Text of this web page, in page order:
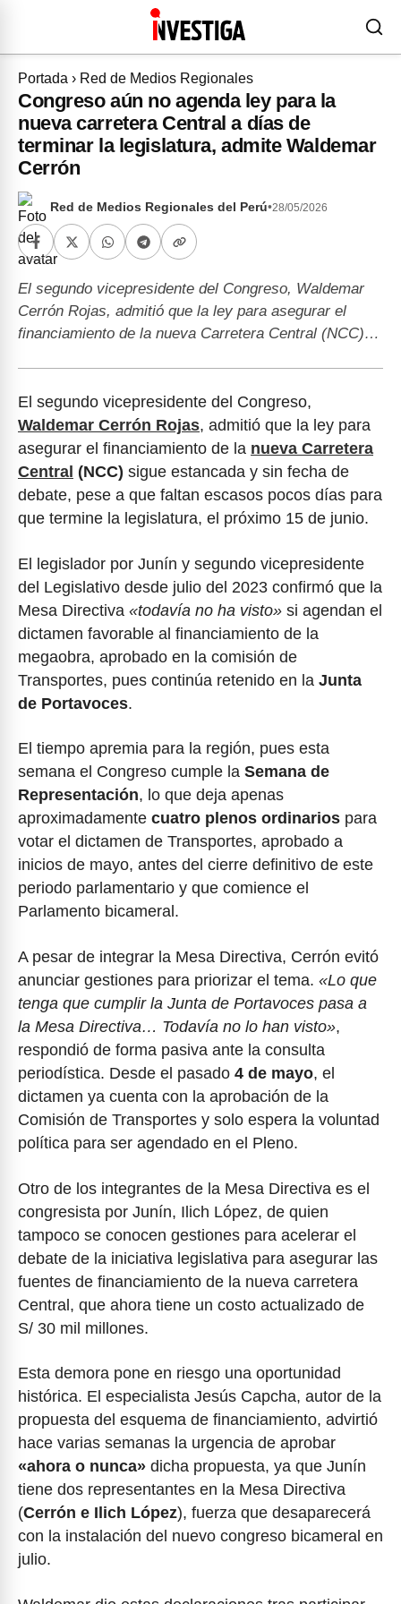
Portada › Red de Medios Regionales
Congreso aún no agenda ley para la
nueva carretera Central a días de
terminar la legislatura, admite Waldemar
Cerrón
Red de Medios Regionales del Perú•28/05/2026
El segundo vicepresidente del Congreso, Waldemar
Cerrón Rojas, admitió que la ley para asegurar el
financiamiento de la nueva Carretera Central (NCC)…
El segundo vicepresidente del Congreso,
Waldemar Cerrón Rojas, admitió que la ley para
asegurar el financiamiento de la nueva Carretera
Central (NCC) sigue estancada y sin fecha de
debate, pese a que faltan escasos pocos días para
que termine la legislatura, el próximo 15 de junio.
El legislador por Junín y segundo vicepresidente
del Legislativo desde julio del 2023 confirmó que la
Mesa Directiva «todavía no ha visto» si agendan el
dictamen favorable al financiamiento de la
megaobra, aprobado en la comisión de
Transportes, pues continúa retenido en la Junta
de Portavoces.
El tiempo apremia para la región, pues esta
semana el Congreso cumple la Semana de
Representación, lo que deja apenas
aproximadamente cuatro plenos ordinarios para
votar el dictamen de Transportes, aprobado a
inicios de mayo, antes del cierre definitivo de este
periodo parlamentario y que comience el
Parlamento bicameral.
A pesar de integrar la Mesa Directiva, Cerrón evitó
anunciar gestiones para priorizar el tema. «Lo que
tenga que cumplir la Junta de Portavoces pasa a
la Mesa Directiva… Todavía no lo han visto»,
respondió de forma pasiva ante la consulta
periodística. Desde el pasado 4 de mayo, el
dictamen ya cuenta con la aprobación de la
Comisión de Transportes y solo espera la voluntad
política para ser agendado en el Pleno.
Otro de los integrantes de la Mesa Directiva es el
congresista por Junín, Ilich López, de quien
tampoco se conocen gestiones para acelerar el
debate de la iniciativa legislativa para asegurar las
fuentes de financiamiento de la nueva carretera
Central, que ahora tiene un costo actualizado de
S/ 30 mil millones.
Esta demora pone en riesgo una oportunidad
histórica. El especialista Jesús Capcha, autor de la
propuesta del esquema de financiamiento, advirtió
hace varias semanas la urgencia de aprobar
«ahora o nunca» dicha propuesta, ya que Junín
tiene dos representantes en la Mesa Directiva
(Cerrón e Ilich López), fuerza que desaparecerá
con la instalación del nuevo congreso bicameral en
julio.